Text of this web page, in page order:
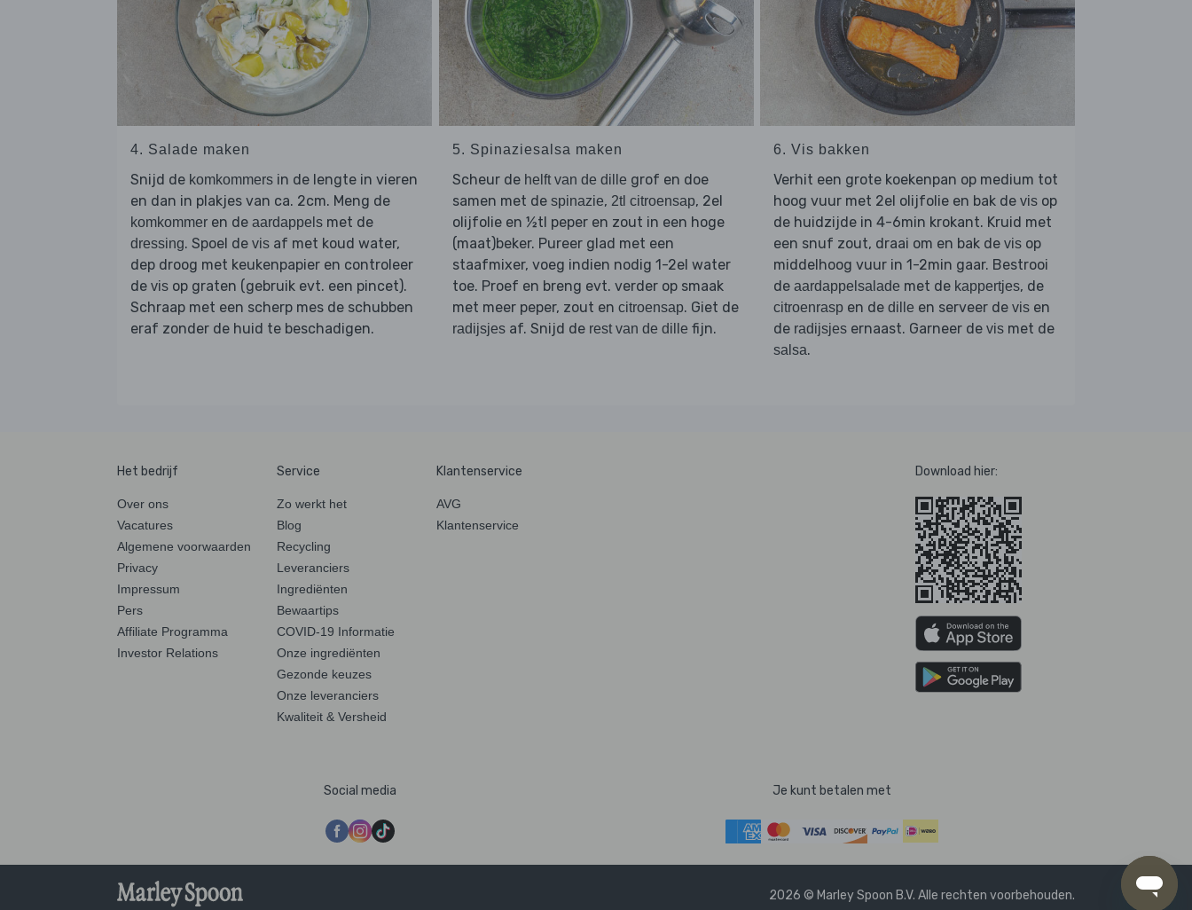
4. Salade maken
Snijd de komkommers in de lengte in vieren
en dan in plakjes van ca. 2cm. Meng de
komkommer en de aardappels met de
dressing. Spoel de vis af met koud water,
dep droog met keukenpapier en controleer
de vis op graten (gebruik evt. een pincet).
Schraap met een scherp mes de schubben
eraf zonder de huid te beschadigen.
5. Spinaziesalsa maken
Scheur de helft van de dille grof en doe
samen met de spinazie, 2tl citroensap, 2el
olijfolie en ½tl peper en zout in een hoge
(maat)beker. Pureer glad met een
staafmixer, voeg indien nodig 1-2el water
toe. Proef en breng evt. verder op smaak
met meer peper, zout en citroensap. Giet de
radijsjesaf. Snijd de rest van de dille fijn.
6. Vis bakken
Verhit een grote koekenpan op medium tot
hoog vuur met 2el olijfolie en bak de vis op
de huidzijde in 4-6min krokant. Kruid met
een snuf zout, draai om en bak de vis op
middelhoog vuur in 1-2min gaar. Bestrooi
de aardappelsalade met de kappertjes, de
citroenrasp en de dille en serveer de vis en
de radijsjes ernaast. Garneer de vis met de
salsa.
Het bedrijf
Over ons
Vacatures
Algemene voorwaarden
Privacy
Impressum
Pers
Affiliate Programma
Investor Relations
Service
Zo werkt het
Blog
Recycling
Leveranciers
Ingrediënten
Bewaartips
COVID-19 Informatie
Onze ingrediënten
Gezonde keuzes
Onze leveranciers
Kwaliteit & Versheid
Klantenservice
AVG
Klantenservice
Download hier:
Social media Je kunt betalen met
2026 © Marley Spoon B.V. Alle rechten voorbehouden.